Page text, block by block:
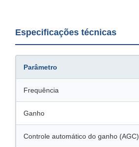
Especificações técnicas
Parâmetro
Frequência
Ganho
Controle automático do ganho (AGC)